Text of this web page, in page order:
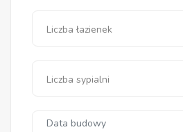
Liczba łazienek
Liczba sypialni